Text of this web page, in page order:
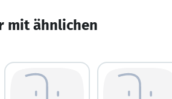
mit ähnlichen